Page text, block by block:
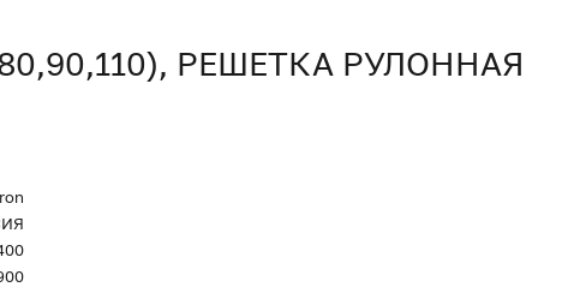
РЕШЕТКА РУЛОННАЯ